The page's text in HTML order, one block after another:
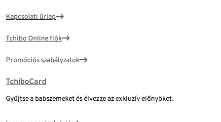
Kapcsolati űrlap
Tchibo Online fiók
Promóciós szabályzatok
TchiboCard
Gyűjtse a babszemeket és élvezze az exkluzív előnyöket.